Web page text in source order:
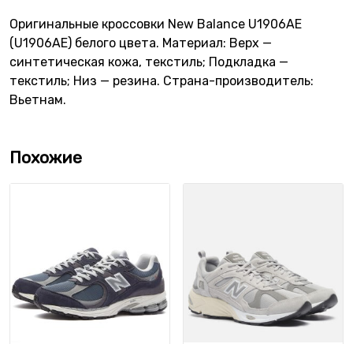
Оригинальные кроссовки New Balance U1906AE
(U1906AE) белого цвета. Материал: Верх —
синтетическая кожа, текстиль; Подкладка —
текстиль; Низ — резина. Страна-производитель:
Вьетнам.
Похожие